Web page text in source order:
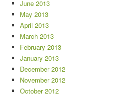
June 2013
May 2013
April 2013
March 2013
February 2013
January 2013
December 2012
November 2012
October 2012